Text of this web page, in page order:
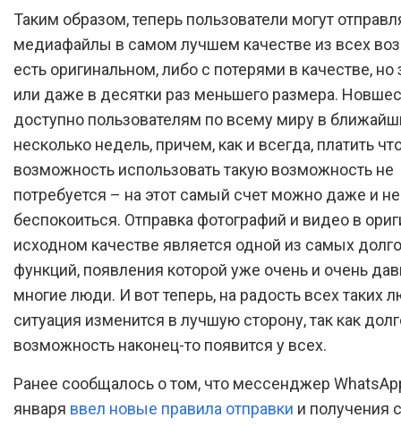
Таким образом, теперь пользователи могут
медиафайлы в самом лучшем качестве из всех
есть оригинальном, либо с потерями в качестве, но
или даже в десятки раз меньшего размера.
доступно пользователям по всему миру в
несколько недель, причем, как и всегда, платить
возможность использовать такую возможность не
потребуется – на этот самый счет можно даже и не
беспокоиться. Отправка фотографий и видео в
исходном качестве является одной из самых
функций, появления которой уже очень и очень
многие люди. И вот теперь, на радость всех таких
ситуация изменится в лучшую сторону, так как
возможность наконец-то появится у всех.
Ранее сообщалось о том, что мессенджер
января ввел новые правила отправки и получения